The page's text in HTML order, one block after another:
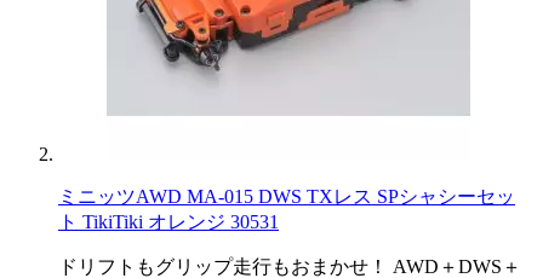
ミニッツAWD MA-015 DWS TXレス SPシャシーセッ
ト TikiTiki オレンジ 30531
ドリフトもグリップ走行もおまかせ！ AWD＋DWS＋